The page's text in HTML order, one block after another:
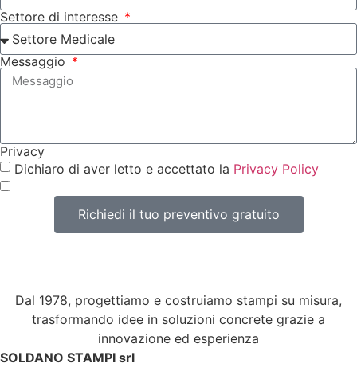
Settore di interesse
Messaggio
Privacy
Dichiaro di aver letto e accettato la Privacy Policy
Richiedi il tuo preventivo gratuito
Dal 1978, progettiamo e costruiamo stampi su misura,
trasformando idee in soluzioni concrete grazie a
innovazione ed esperienza
SOLDANO STAMPI srl